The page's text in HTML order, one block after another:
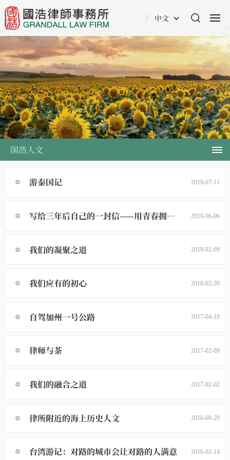
中文
国浩人文
游泰国记 2019-07-11
写给三年后自己的一封信——用青春拥抱时代，用青春回报祖国 2019-06-06
我们的凝聚之道 2019-02-09
我们应有的初心 2018-02-20
自驾加州一号公路 2017-04-18
律师与茶 2017-02-09
我们的融合之道 2017-02-02
律所附近的海上历史人文 2016-09-29
台湾游记：对路的城市会让对路的人满意 2016-02-14